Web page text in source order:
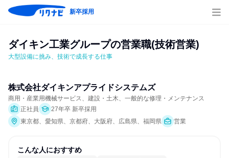
新卒採用
ダイキン工業グループの営業職(技術営業)
大型設備に挑み、技術で成長する仕事
株式会社ダイキンアプライドシステムズ
商用・産業用機械サービス、建設・土木、一般的な修理・メンテナンス
正社員
27年卒 新卒採用
東京都、愛知県、京都府、大阪府、広島県、福岡県
営業
こんな人におすすめ